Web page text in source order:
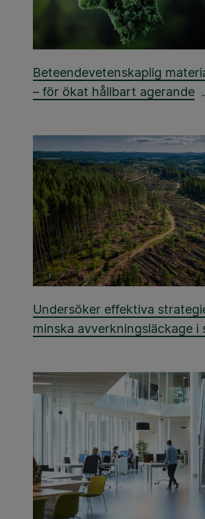
Beteendevetenskaplig
– för ökat hållbart agerande
Undersöker effektiva
minska avverkningsläckage i